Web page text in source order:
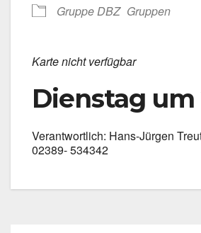
Grup­pe DBZ Grup­pen
Kar­te nicht ver­füg­bar
Dienstag um
Ver­ant­wort­lich: Hans-Jürgen
02389- 534342